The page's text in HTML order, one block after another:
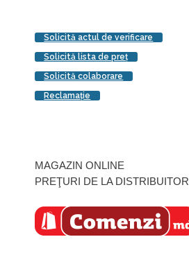
Solicită actul de verificare
Solicită lista de preţ
Solicită colaborare
Reclamaţie
MAGAZIN ONLINE
PREŢURI DE LA DISTRIBUITOR